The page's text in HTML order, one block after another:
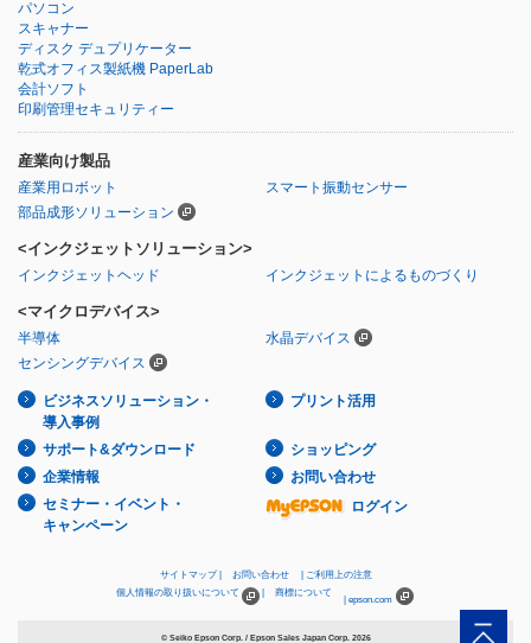
パソコン
スキャナー
ディスク デュプリケーター
乾式オフィス製紙機 PaperLab
会計ソフト
印刷管理セキュリティー
産業向け製品
産業用ロボット
スマート振動センサー
部品成形ソリューション
<インクジェットソリューション>
インクジェットヘッド インクジェットによるものづくり
<マイクロデバイス>
半導体
水晶デバイス
センシングデバイス
ビジネスソリューション・
導入事例
プリント活用
サポート&ダウンロード
ショッピング
企業情報
お問い合わせ
セミナー・イベント・
キャンペーン
ログイン
サイトマップ お問い合わせ
ご利用上の注意
個人情報の取り扱いについて
商標について
epson.com
© Seiko Epson Corp. / Epson Sales Japan Corp. 2026